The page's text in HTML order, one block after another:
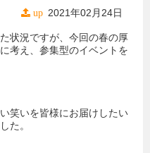
up 2021年02月24日
状況ですが、今回の春の厚
考え、参集型のイベントを
笑いを皆様にお届けしたい
た。